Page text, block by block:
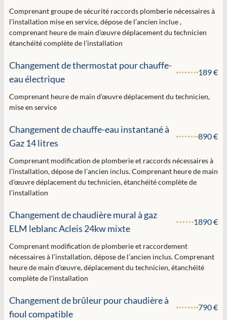
Comprenant groupe de sécurité raccords plomberie nécessaires à
l’installation mise en service, dépose de l’ancien inclue ,
comprenant heure de main d’œuvre déplacement du technicien
étanchéité complète de l’installation
Changement de thermostat pour chauffe-
eau électrique
189 €
Comprenant heure de main d’œuvre déplacement du technicien,
mise en service
Changement de chauffe-eau instantané à
Gaz 14 litres
890 €
Comprenant modification de plomberie et raccords nécessaires à
l’installation, dépose de l’ancien inclus. Comprenant heure de main
d’œuvre déplacement du technicien, étanchéité complète de
l’installation
Changement de chaudière mural à gaz
ELM leblanc Acleis 24kw mixte
1890 €
Comprenant modification de plomberie et raccordement
nécessaires à l’installation, dépose de l’ancien inclus. Comprenant
heure de main d’œuvre, déplacement du technicien, étanchéité
complète de l’installation
Changement de brûleur pour chaudière à
fioul compatible
790 €